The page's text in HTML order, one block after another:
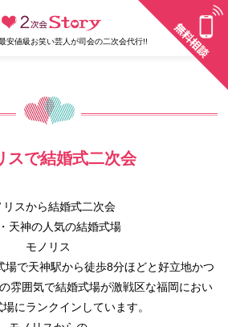
安値級お笑い芸人が司会の二次会代行!!
スで結婚式二次会
リスから結婚式二次会
天神の人気の結婚式場
モノリス
場で天神駅から徒歩8分ほどと好立地かつ
雰囲気で結婚式場が激戦区な福岡におい
にランクインしています。